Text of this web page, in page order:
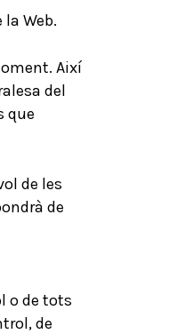
Web.
Així
del
que
de les
de
o de tots
de